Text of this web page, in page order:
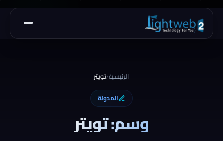
الرئيسية/تويتر
المدونة
وسم: تويتر